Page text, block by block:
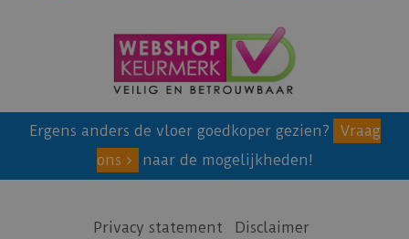
Ergens anders de vloer goedkoper gezien?
Vraag
ons
naar de mogelijkheden!
Privacy statement Disclaimer